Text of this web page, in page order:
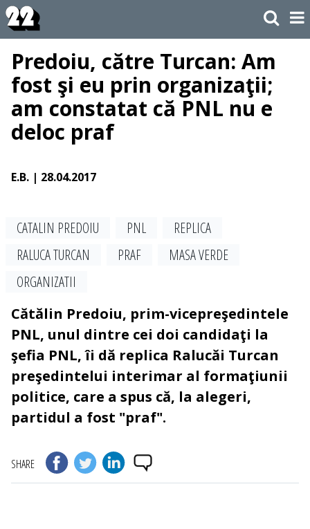
Predoiu, către Turcan: Am
fost şi eu prin organizaţii;
am constatat că PNL nu e
deloc praf
E.B. | 28.04.2017
CATALIN PREDOIU PNL
REPLICA
RALUCA TURCAN
PRAF
MASA VERDE
ORGANIZATII
Cătălin Predoiu, prim-vicepreşedintele
PNL, unul dintre cei doi candidaţi la
şefia PNL, îi dă replica Ralucăi Turcan
preşedintelui interimar al formaţiunii
politice, care a spus că, la alegeri,
partidul a fost "praf".
SHARE